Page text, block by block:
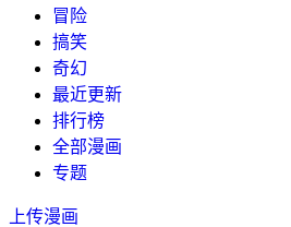
冒险
搞笑
奇幻
最近更新
排行榜
全部漫画
专题
上传漫画